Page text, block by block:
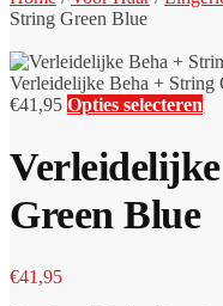
String Green Blue
Verleidelijke Beha + String
€41,95 Opties selecteren
Green Blue
€41,95